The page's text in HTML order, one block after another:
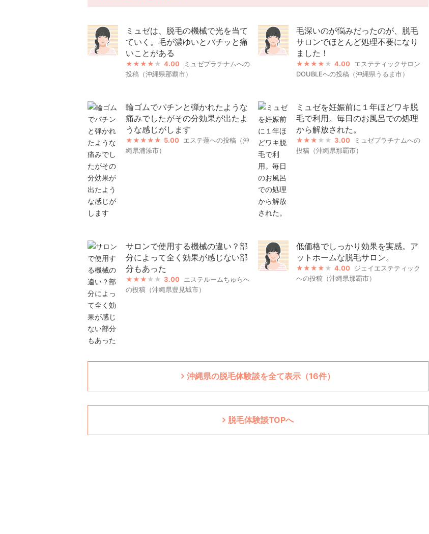
ミュゼは、脱毛の機械で光を当て
ていく。毛が濃ゆいとバチッと痛
いことがある
4.00
ミュゼプラチナムへの
投稿（沖縄県那覇市）
毛深いのが悩みだったのが、脱毛
サロンでほとんど処理不要になり
ました！
4.00 エステティックサロン
DOUBLEへの投稿（沖縄県うるま市）
輪ゴムでパチンと弾かれたような
痛みでしたがその分効果が出たよ
うな感じがします
5.00
エステ蓮への投稿（沖
縄県浦添市）
ミュゼを妊娠前に１年ほどワキ脱
毛で利用。毎日のお風呂での処理
から解放された。
3.00
ミュゼプラチナムへの
投稿（沖縄県那覇市）
サロンで使用する機械の違い？部
分によって全く効果が感じない部
分もあった
3.00
エステルームちゅらへ
の投稿（沖縄県豊見城市）
低価格でしっかり効果を実感。ア
ットホームな脱毛サロン。
4.00 ジェイエステティック
への投稿（沖縄県那覇市）
沖縄県の脱毛体験談を全て表示（16件）
脱毛体験談TOPへ